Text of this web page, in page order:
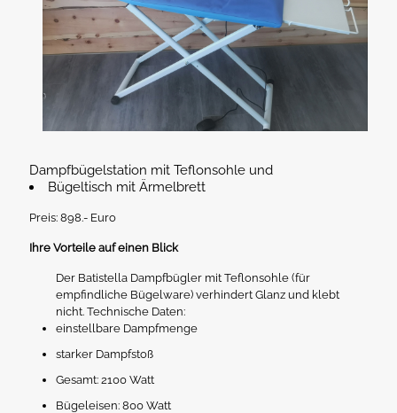
Dampfbügelstation mit Teflonsohle und
Bügeltisch mit Ärmelbrett
Preis: 898.- Euro
Ihre Vorteile auf einen Blick
Der Batistella Dampfbügler mit Teflonsohle (für
empfindliche Bügelware) verhindert Glanz und klebt
nicht. Technische Daten:
einstellbare Dampfmenge
starker Dampfstoß
Gesamt: 2100 Watt
Bügeleisen: 800 Watt